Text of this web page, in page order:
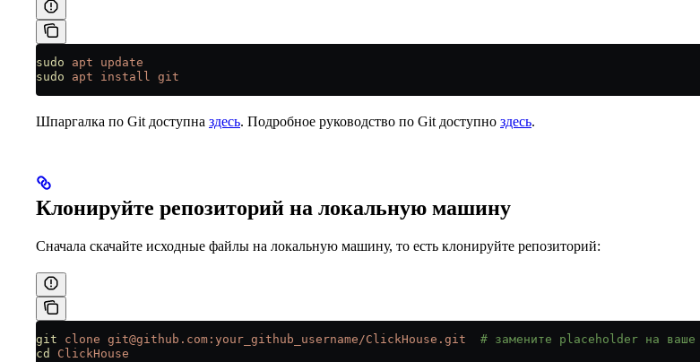
sudo apt update
sudo apt install git
Шпаргалка по Git доступна здесь. Подробное руководство по Git доступно здесь.
Клонируйте репозиторий на локальную машину
Сначала скачайте исходные файлы на локальную машину, то есть клонируйте репозиторий:
git clone git@github.com:your_github_username/ClickHouse.git
# замените placeholder на ваше
cd
ClickHouse